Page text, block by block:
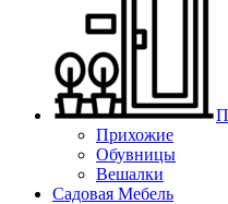
Прихожие
Обувницы
Вешалки
Садовая Мебель